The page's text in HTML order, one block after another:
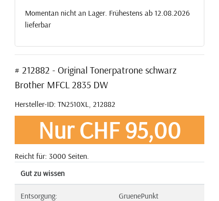
Momentan nicht an Lager. Frühestens ab 12.08.2026
lieferbar
# 212882 - Original Tonerpatrone schwarz
Brother MFCL 2835 DW
Hersteller-ID: TN2510XL, 212882
Nur CHF 95,00
Reicht für: 3000 Seiten.
Gut zu wissen
Entsorgung: GruenePunkt